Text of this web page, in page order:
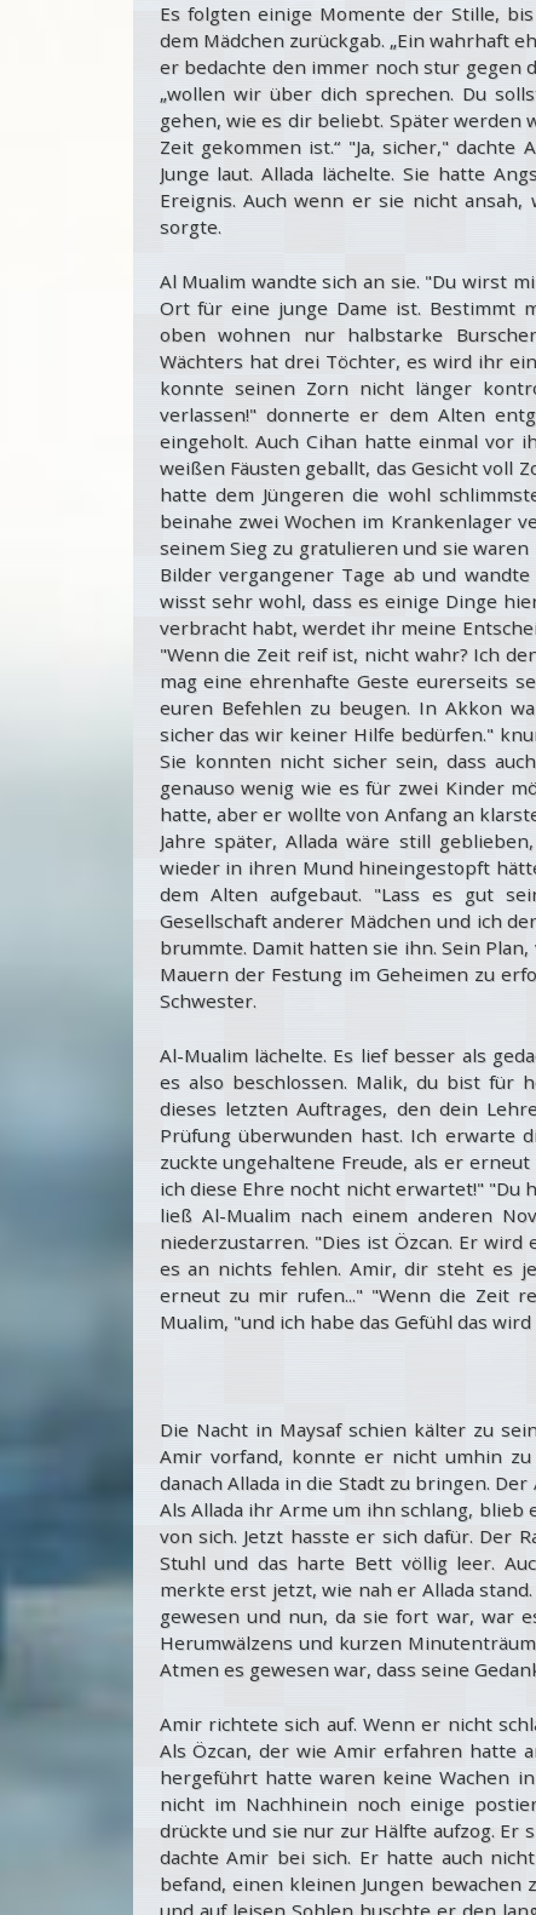
Es folgten einige Momente der Stille,
dem Mädchen zurückgab. „Ein wahrhaft
er bedachte den immer noch stur gegen
„wollen wir über dich sprechen. Du
gehen, wie es dir beliebt. Später
Zeit gekommen ist.“ "Ja, sicher," dachte
Junge laut. Allada lächelte. Sie hatte
Ereignis. Auch wenn er sie nicht
sorgte.
Al Mualim wandte sich an sie. "Du wirst
Ort für eine junge Dame ist. Bestimmt
oben wohnen nur halbstarke
Wächters hat drei Töchter, es wird ihr
konnte seinen Zorn nicht länger
verlassen!" donnerte er dem Alten
eingeholt. Auch Cihan hatte einmal vor
weißen Fäusten geballt, das Gesicht voll
hatte dem Jüngeren die wohl
beinahe zwei Wochen im Krankenlager
seinem Sieg zu gratulieren und sie
Bilder vergangener Tage ab und
wisst sehr wohl, dass es einige Dinge
verbracht habt, werdet ihr meine
"Wenn die Zeit reif ist, nicht wahr? Ich
mag eine ehrenhafte Geste eurerseits
euren Befehlen zu beugen. In Akkon
sicher das wir keiner Hilfe bedürfen."
Sie konnten nicht sicher sein, dass
genauso wenig wie es für zwei Kinder
hatte, aber er wollte von Anfang an
Jahre später, Allada wäre still
wieder in ihren Mund hineingestopft
dem Alten aufgebaut. "Lass es gut
Gesellschaft anderer Mädchen und ich
brummte. Damit hatten sie ihn. Sein
Mauern der Festung im Geheimen zu
Schwester.
Al-Mualim lächelte. Es lief besser als
es also beschlossen. Malik, du bist für
dieses letzten Auftrages, den dein
Prüfung überwunden hast. Ich erwarte
zuckte ungehaltene Freude, als er
ich diese Ehre nocht nicht erwartet!" "Du
ließ Al-Mualim nach einem anderen
niederzustarren. "Dies ist Özcan. Er
es an nichts fehlen. Amir, dir steht es
erneut zu mir rufen..." "Wenn die Zeit
Mualim, "und ich habe das Gefühl das
Die Nacht in Maysaf schien kälter zu
Amir vorfand, konnte er nicht umhin
danach Allada in die Stadt zu bringen.
Als Allada ihr Arme um ihn schlang,
von sich. Jetzt hasste er sich dafür. Der
Stuhl und das harte Bett völlig leer.
merkte erst jetzt, wie nah er Allada
gewesen und nun, da sie fort war, war
Herumwälzens und kurzen
Atmen es gewesen war, dass seine
Amir richtete sich auf. Wenn er nicht
Als Özcan, der wie Amir erfahren hatte
hergeführt hatte waren keine Wachen
nicht im Nachhinein noch einige
drückte und sie nur zur Hälfte aufzog. Er
dachte Amir bei sich. Er hatte auch
befand, einen kleinen Jungen bewachen